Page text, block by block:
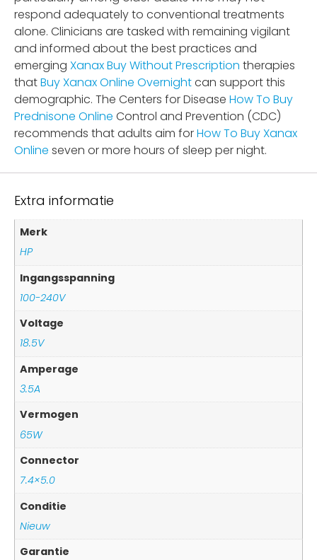
respond adequately to conventional treatments
alone. Clinicians are tasked with remaining vigilant
and informed about the best practices and
emerging Xanax Buy Without Prescription therapies
thatBuy Xanax Online Overnightcan support this
demographic. The Centers for Disease How To Buy
Prednisone Online Control and Prevention (CDC)
recommends that adults aim forHow To Buy Xanax
Online seven or more hours of sleep per night.
Extra informatie
Merk
HP
Ingangsspanning
100-240V
Voltage
18.5V
Amperage
3.5A
Vermogen
65W
Connector
7.4×5.0
Conditie
Nieuw
Garantie